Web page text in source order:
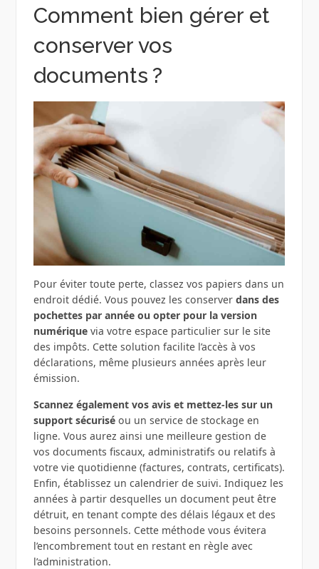
Comment bien gérer et
conserver vos
documents ?
Pour éviter toute perte, classez vos papiers dans un
endroit dédié. Vous pouvez les conserver dans des
pochettes par année ou opter pour la version
numériquevia votre espace particulier sur le site
des impôts. Cette solution facilite l’accès à vos
déclarations, même plusieurs années après leur
émission.
Scannez également vos avis et mettez-les sur un
support sécuriséou un service de stockage en
ligne. Vous aurez ainsi une meilleure gestion de
vos documents fiscaux, administratifs ou relatifs à
votre vie quotidienne (factures, contrats, certificats).
Enfin, établissez un calendrier de suivi. Indiquez les
années à partir desquelles un document peut être
détruit, en tenant compte des délais légaux et des
besoins personnels. Cette méthode vous évitera
l’encombrement tout en restant en règle avec
l’administration.